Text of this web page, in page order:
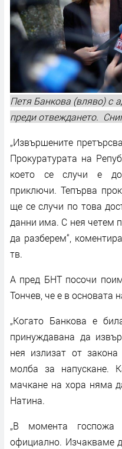
Петя Банкова (вляво) с
преди отвеждането.
„Извършените
Прокуратурата на
което се случи е
приключи. Тепърва
ще се случи по това
данни има. С нея четем
да разберем“,
тв.
А пред БНТ посочи
Тончев, че е в основата
„Когато Банкова е
принуждавана да
нея излизат от
молба за напускане.
мачкане на хора няма
Натина.
„В момента
официално. Изчакваме